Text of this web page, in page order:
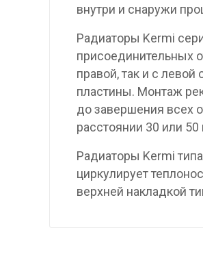
внутри и снаружи
Радиаторы Kermi
присоединительных
правой, так и с
пластины. Монтаж
до завершения всех
расстоянии 30 или
Радиаторы Kermi
циркулирует
верхней накладкой